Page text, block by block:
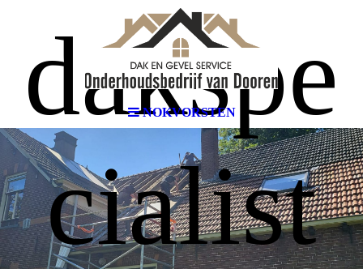
NOKVORSTEN
dakspe
cialist